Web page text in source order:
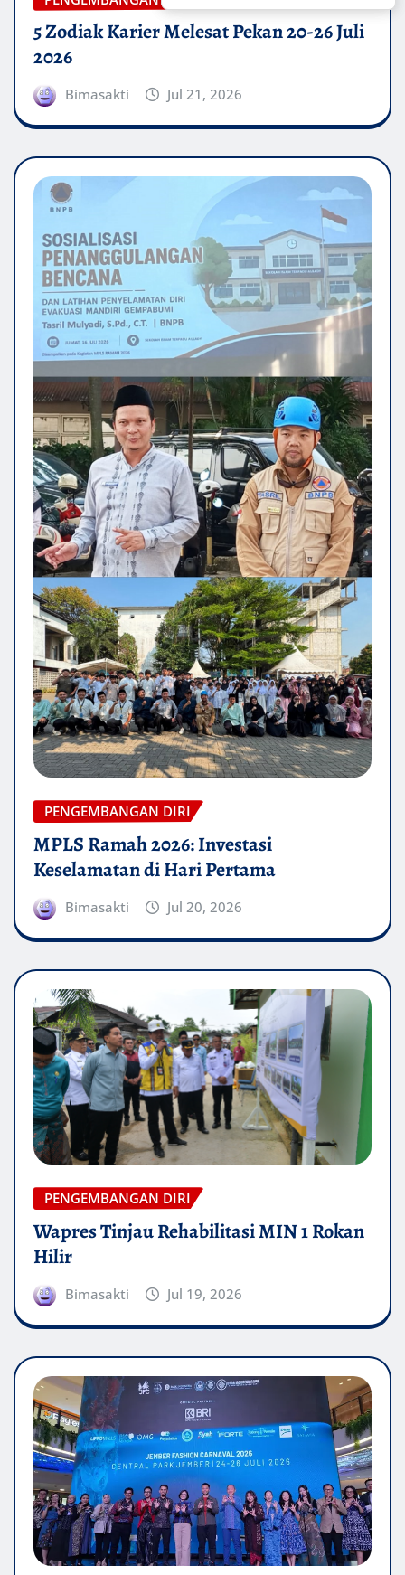
5 Zodiak Karier Melesat Pekan 20-26 Juli
2026
Bimasakti Jul 21, 2026
PENGEMBANGAN DIRI
MPLS Ramah 2026: Investasi
Keselamatan di Hari Pertama
Bimasakti Jul 20, 2026
PENGEMBANGAN DIRI
Wapres Tinjau Rehabilitasi MIN 1 Rokan
Hilir
Bimasakti Jul 19, 2026